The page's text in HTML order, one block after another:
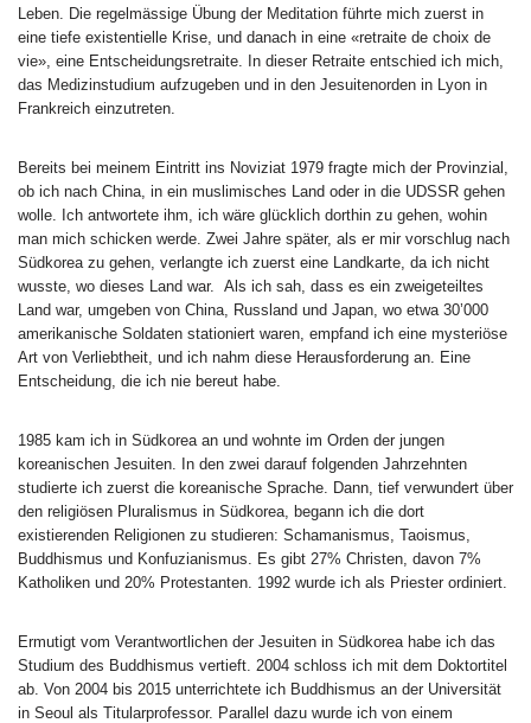
Leben. Die regelmässige Übung der Meditation führte mich zuerst in
eine tiefe existentielle Krise, und danach in eine «retraite de choix de
vie», eine Entscheidungsretraite. In dieser Retraite entschied ich mich,
das Medizinstudium aufzugeben und in den Jesuitenorden in Lyon in
Frankreich einzutreten.
Bereits bei meinem Eintritt ins Noviziat 1979 fragte mich der Provinzial,
ob ich nach China, in ein muslimisches Land oder in die UDSSR gehen
wolle. Ich antwortete ihm, ich wäre glücklich dorthin zu gehen, wohin
man mich schicken werde. Zwei Jahre später, als er mir vorschlug nach
Südkorea zu gehen, verlangte ich zuerst eine Landkarte, da ich nicht
wusste, wo dieses Land war. Als ich sah, dass es ein zweigeteiltes
Land war, umgeben von China, Russland und Japan, wo etwa 30’000
amerikanische Soldaten stationiert waren, empfand ich eine mysteriöse
Art von Verliebtheit, und ich nahm diese Herausforderung an. Eine
Entscheidung, die ich nie bereut habe.
1985 kam ich in Südkorea an und wohnte im Orden der jungen
koreanischen Jesuiten. In den zwei darauf folgenden Jahrzehnten
studierte ich zuerst die koreanische Sprache. Dann, tief verwundert über
den religiösen Pluralismus in Südkorea, begann ich die dort
existierenden Religionen zu studieren: Schamanismus, Taoismus,
Buddhismus und Konfuzianismus. Es gibt 27% Christen, davon 7%
Katholiken und 20% Protestanten. 1992 wurde ich als Priester ordiniert.
Ermutigt vom Verantwortlichen der Jesuiten in Südkorea habe ich das
Studium des Buddhismus vertieft. 2004 schloss ich mit dem Doktortitel
ab. Von 2004 bis 2015 unterrichtete ich Buddhismus an der Universität
in Seoul als Titularprofessor. Parallel dazu wurde ich von einem